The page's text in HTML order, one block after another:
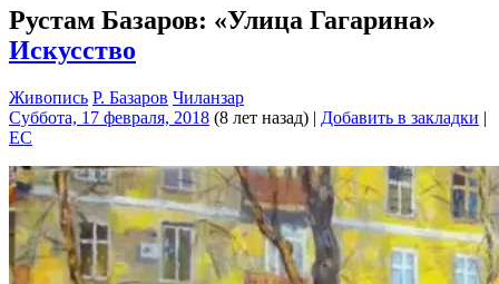
Рустам Базаров: «Улица Гагарина»
Искусство
Живопись Р. Базаров Чиланзар
Суббота, 17 февраля, 2018 (8 лет назад) | Добавить в закладки |
EC